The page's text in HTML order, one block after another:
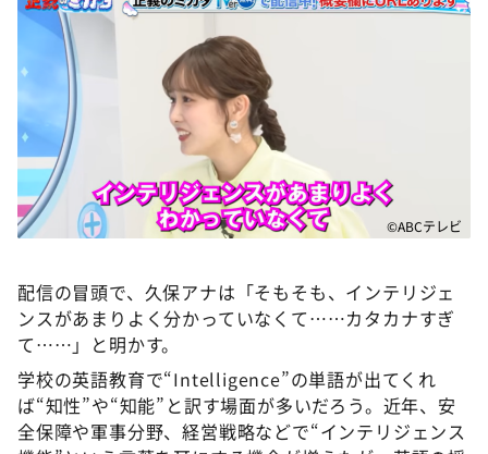
©ABCテレビ
配信の冒頭で、久保アナは「そもそも、インテリジェ
ンスがあまりよく分かっていなくて……カタカナすぎ
て……」と明かす。
学校の英語教育で“Intelligence”の単語が出てくれ
ば“知性”や“知能”と訳す場面が多いだろう。近年、安
全保障や軍事分野、経営戦略などで“インテリジェンス